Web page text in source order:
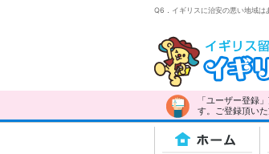
Q6．イギリスに治安の悪い地域
「ユーザー登録
す。ご登録頂いた